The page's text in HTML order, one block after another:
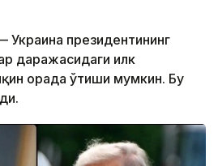
президентининг
даражасидаги илк
орада ўтиши мумкин. Бу